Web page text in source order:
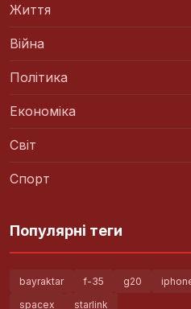
Життя
Війна
Політика
Економіка
Світ
Спорт
Популярні теги
bayraktar f-35 g20
spacex
starlink